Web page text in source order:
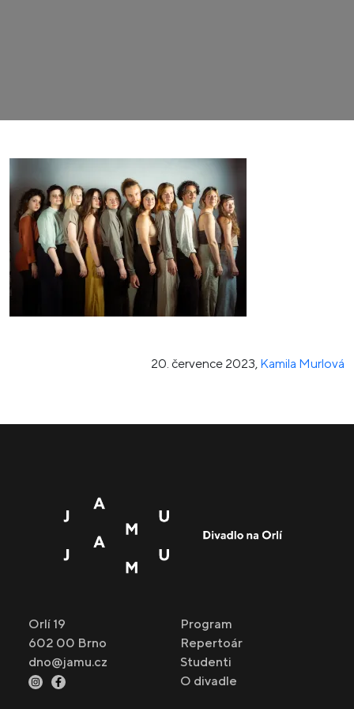
20. července 2023, Kamila Murlová
Orlí 19
602 00 Brno
dno@jamu.cz
Program
Repertoár
Studenti
O divadle